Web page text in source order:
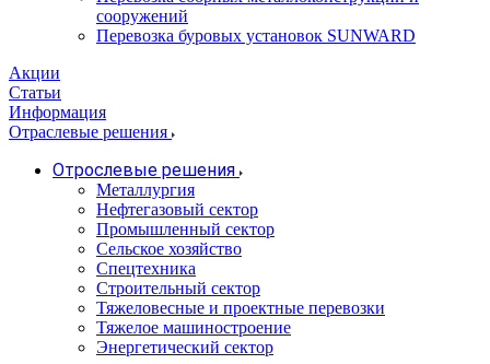
сооружений
Перевозка буровых установок SUNWARD
Акции
Статьи
Информация
Отраслевые решения
Отрослевые решения
Металлургия
Нефтегазовый сектор
Промышленный сектор
Сельское хозяйство
Спецтехника
Строительный сектор
Тяжеловесные и проектные перевозки
Тяжелое машиностроение
Энергетический сектор